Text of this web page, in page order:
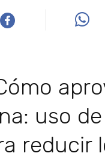
uso
reducir